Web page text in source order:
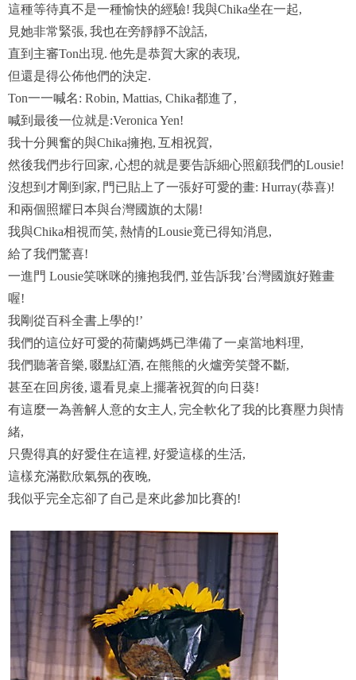
這種等待真不是一種愉快的經驗! 我與Chika坐在一起,
見她非常緊張, 我也在旁靜靜不說話,
直到主審Ton出現. 他先是恭賀大家的表現,
但還是得公佈他們的決定.
Ton一一喊名: Robin, Mattias, Chika都進了,
喊到最後一位就是:Veronica Yen!
我十分興奮的與Chika擁抱, 互相祝賀,
然後我們步行回家, 心想的就是要告訴細心照顧我們的Lousie!
沒想到才剛到家, 門已貼上了一張好可愛的畫: Hurray(恭喜)!
和兩個照耀日本與台灣國旗的太陽!
我與Chika相視而笑, 熱情的Lousie竟已得知消息,
給了我們驚喜!
一進門 Lousie笑咪咪的擁抱我們, 並告訴我’台灣國旗好難畫
喔!
我剛從百科全書上學的!’
我們的這位好可愛的荷蘭媽媽已準備了一桌當地料理,
我們聽著音樂, 啜點紅酒, 在熊熊的火爐旁笑聲不斷,
甚至在回房後, 還看見桌上擺著祝賀的向日葵!
有這麼一為善解人意的女主人 , 完全軟化了我的比賽壓力與情
緒,
只覺得真的好愛住在這裡, 好愛這樣的生活,
這樣充滿歡欣氣氛的夜晚,
我似乎完全忘卻了自己是來此參加比賽的!